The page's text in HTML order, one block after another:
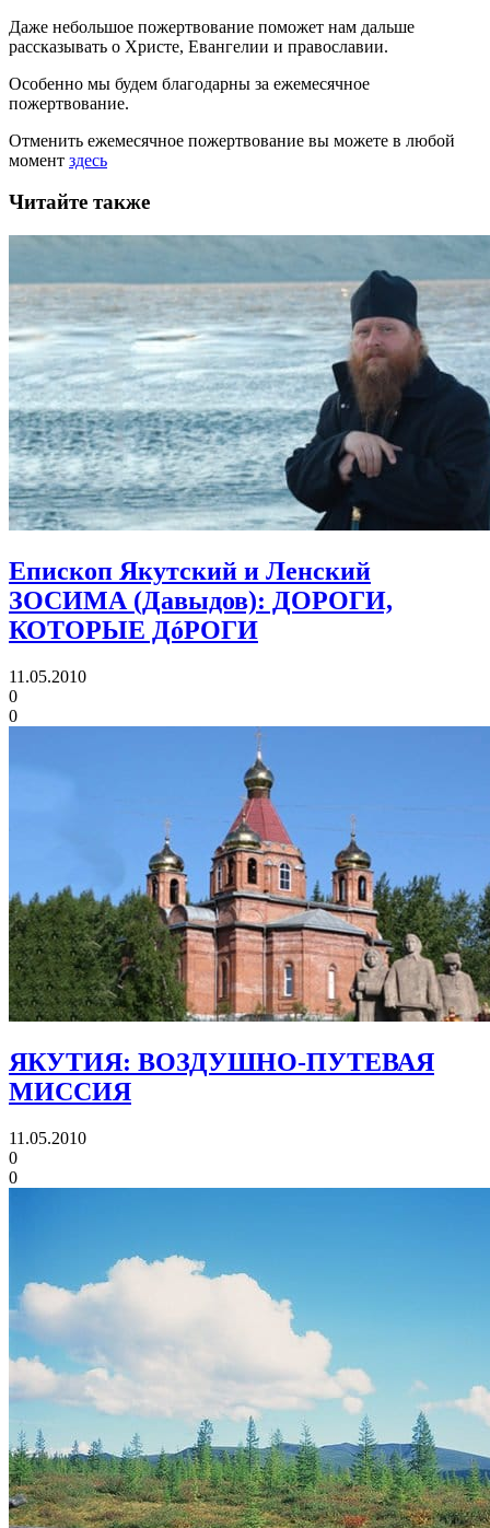
Даже небольшое пожертвование поможет нам дальше
рассказывать о Христе, Евангелии и православии.
Особенно мы будем благодарны за ежемесячное
пожертвование.
Отменить ежемесячное пожертвование вы можете в любой
момент здесь
Читайте также
Епископ Якутский и Ленский
ЗОСИМА (Давыдов): ДОРОГИ,
КОТОРЫЕ ДóРОГИ
11.05.2010
0
0
ЯКУТИЯ: ВОЗДУШНО-ПУТЕВАЯ
МИССИЯ
11.05.2010
0
0